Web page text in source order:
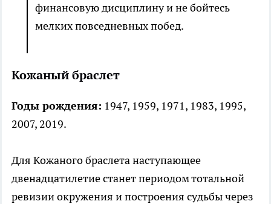
финансовую дисциплину и не бойтесь
мелких повседневных побед.
Кожаный браслет
Годы рождения: 1947, 1959, 1971, 1983, 1995,
2007, 2019.
Для Кожаного браслета наступающее
двенадцатилетие станет периодом тотальной
ревизии окружения и построения судьбы через